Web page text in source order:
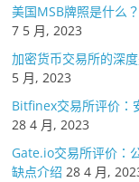
美国MSB牌照是什么
7 5 月, 2023
加密货币交易所的深
5 月, 2023
Bitfinex交易所评价：
28 4 月, 2023
Gate.io交易所评价：
缺点介绍 28 4 月,